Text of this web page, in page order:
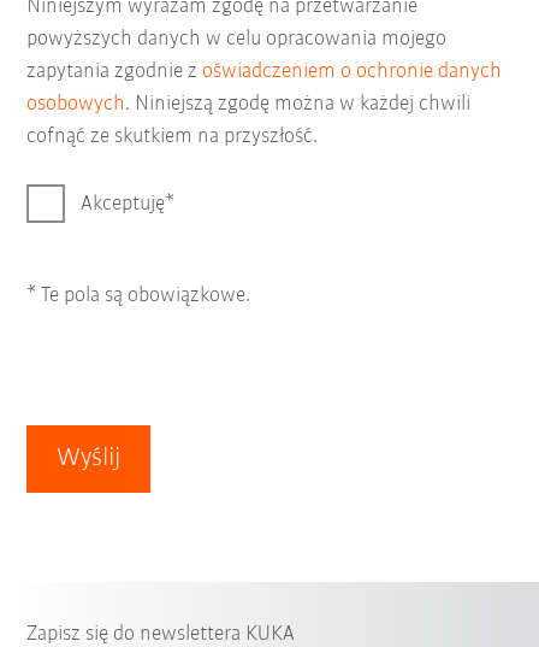
Niniejszym wyrażam zgodę na przetwarzanie
powyższych danych w celu opracowania mojego
zapytania zgodnie z oświadczeniem o ochronie danych
osobowych. Niniejszą zgodę można w każdej chwili
cofnąć ze skutkiem na przyszłość.
Akceptuję
* Te pola są obowiązkowe.
Wyślij
Zapisz się do newslettera KUKA